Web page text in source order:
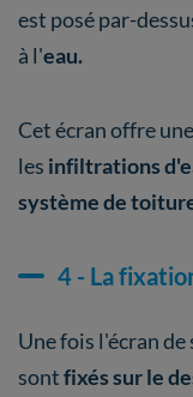
est posé par-
à l'eau.
Cet écran offre une
les infiltrations
système de
4 - La
Une fois l'écran
sontfixés sur le